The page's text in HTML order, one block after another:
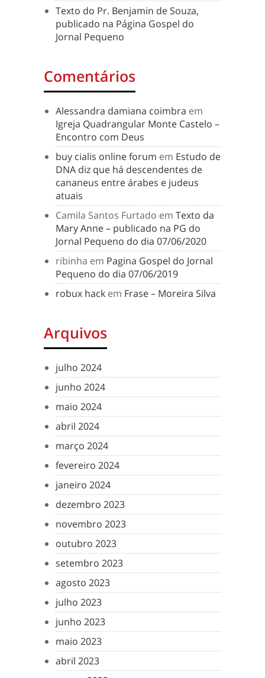
Texto do Pr. Benjamin de Souza,
publicado na Página Gospel do
Jornal Pequeno
Comentários
Alessandra damiana coimbra em
Igreja Quadrangular Monte Castelo –
Encontro com Deus
buy cialis online forum em Estudo de
DNA diz que há descendentes de
cananeus entre árabes e judeus
atuais
Camila Santos Furtado em Texto da
Mary Anne – publicado na PG do
Jornal Pequeno do dia 07/06/2020
ribinha em Pagina Gospel do Jornal
Pequeno do dia 07/06/2019
robux hack em Frase – Moreira Silva
Arquivos
julho 2024
junho 2024
maio 2024
abril 2024
março 2024
fevereiro 2024
janeiro 2024
dezembro 2023
novembro 2023
outubro 2023
setembro 2023
agosto 2023
julho 2023
junho 2023
maio 2023
abril 2023